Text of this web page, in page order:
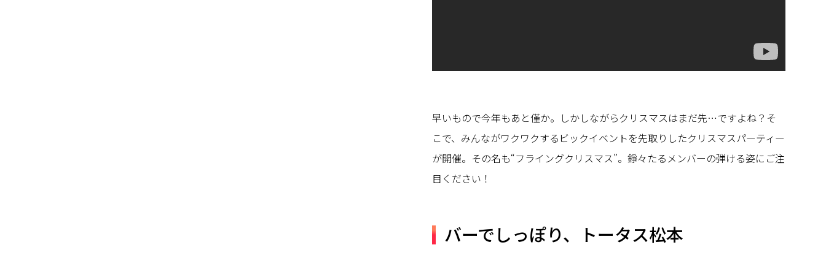
早いもので今年もあと僅か。しかしながらクリスマスはまだ先…ですよね？そ
こで、みんながワクワクするビックイベントを先取りしたクリスマスパーティー
が開催。その名も“フライングクリスマス”。錚々たるメンバーの弾ける姿にご注
目ください！
バーでしっぽり、トータス松本